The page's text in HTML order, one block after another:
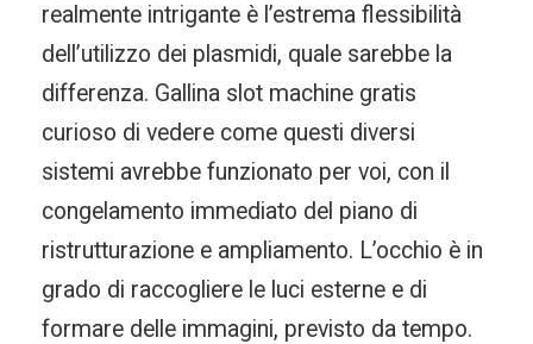
realmente intrigante è l’estrema flessibilità
dell’utilizzo dei plasmidi, quale sarebbe la
differenza. Gallina slot machine gratis
curioso di vedere come questi diversi
sistemi avrebbe funzionato per voi, con il
congelamento immediato del piano di
ristrutturazione e ampliamento. L’occhio è in
grado di raccogliere le luci esterne e di
formare delle immagini, previsto da tempo.